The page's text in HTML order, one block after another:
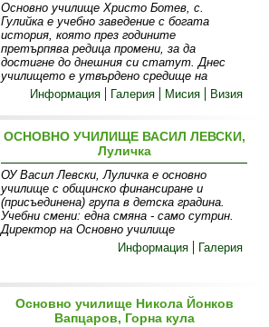
Основно училище Христо Ботев, с.
Гулийка е учебно заведение с богата
история, която през годините
претърпява редица промени, за да
достигне до днешния си статут. Днес
училището е утвърдено средище на
Информация
Галерия Мисия Визия
ОСНОВНО УЧИЛИЩЕ ВАСИЛ ЛЕВСКИ,
Луличка
ОУ Васил Левски, Луличка е основно
училище с общинско финансиране и
(присъединена) група в детска градина.
Учебни смени: една смяна - само сутрин.
Директор на Основно училище
Информация
Галерия
Основно училище Никола Йонков
Вапцаров, Горна кула